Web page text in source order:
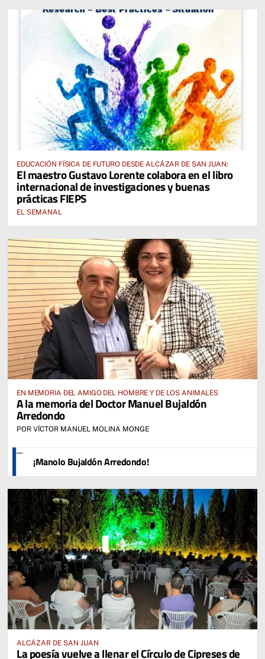
EDUCACIÓN FÍSICA DE FUTURO DESDE ALCÁZAR DE SAN JUAN:
El maestro Gustavo Lorente colabora en el libro
internacional de investigaciones y buenas
prácticas FIEPS
EL SEMANAL
EN MEMORIA DEL AMIGO DEL HOMBRE Y DE LOS ANIMALES
A la memoria del Doctor Manuel Bujaldón
Arredondo
POR VÍCTOR MANUEL MOLINA MONGE
¡Manolo Bujaldón Arredondo!
ALCÁZAR DE SAN JUAN
La poesía vuelve a llenar el Círculo de Cipreses de